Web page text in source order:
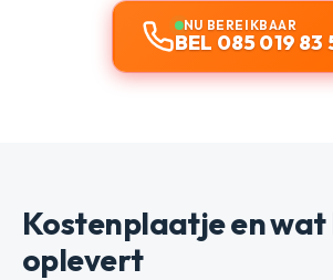
NU BEREIKBAAR
BEL 085 019 83
Kostenplaatje en wat
oplevert